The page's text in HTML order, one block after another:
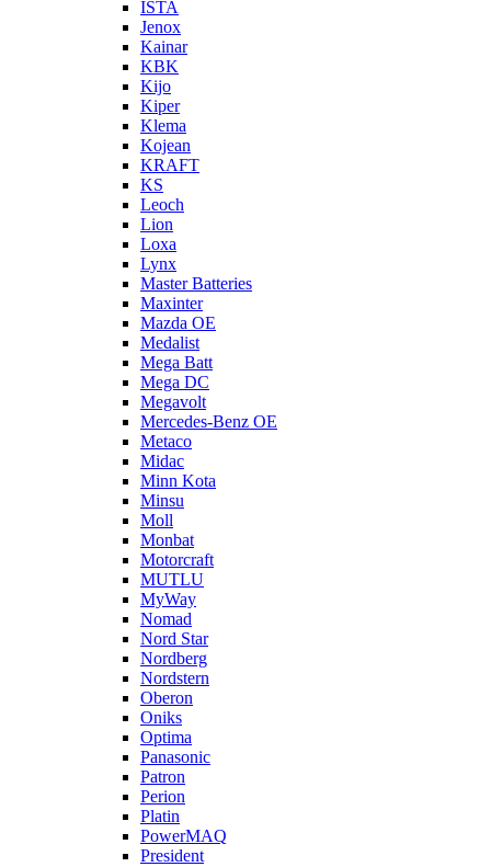
ISTA
Jenox
Kainar
KBK
Kijo
Kiper
Klema
Kojean
KRAFT
KS
Leoch
Lion
Loxa
Lynx
Master Batteries
Maxinter
Mazda OE
Medalist
Mega Batt
Mega DC
Megavolt
Mercedes-Benz OE
Metaco
Midac
Minn Kota
Minsu
Moll
Monbat
Motorcraft
MUTLU
MyWay
Nomad
Nord Star
Nordberg
Nordstern
Oberon
Oniks
Optima
Panasonic
Patron
Perion
Platin
PowerMAQ
President